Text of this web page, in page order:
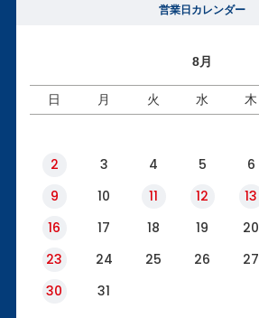
営業日カレンダー
8月
日 月 火 水 木
2
3 4 5 6
9
10 11 12 13
16
17 18 19 20
23
24 25 26 27
30
31